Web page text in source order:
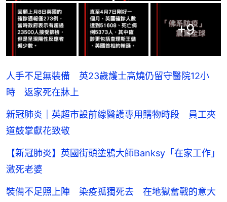
+9
人手不足無裝備 英23歲護士高燒仍留守醫院12小
時 返家死在牀上
新冠肺炎｜英超市設前線醫護專用購物時段 員工夾
道鼓掌獻花致敬
【新冠肺炎】英國街頭塗鴉大師Banksy「在家工作」
激死老婆
裝備不足照上陣 染疫孤獨死去 在地獄奮戰的意大